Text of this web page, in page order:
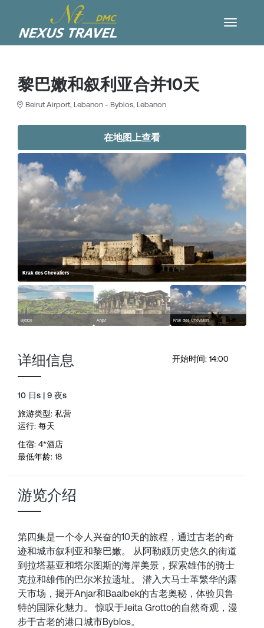
黎巴嫩和叙利亚合并10天
Beirut Airport, Lebanon - Byblos, Lebanon
在地图上查看
Krak des Chevaliers
Krak des Chevaliers
Anjar
Byblos
开始时间: 14:00
详细信息
10 日s | 9 夜s
旅游类型: 私营
运行: 每天
住宿: 4*酒店
最低年龄: 18
游览介绍
第四集是一个令人兴奋的10天的旅程，通过古老的奇
迹和城市叙利亚和黎巴嫩。 从阿勒颇历史悠久的街道
到拉塔基亚和塔尔图斯的海岸美景，探索雄伟的骑士
克拉和雄伟的巴尔米拉遗址。 潜入大马士革繁华的露
天市场，揭开Anjar和Baalbek的古老奥秘，体验贝鲁
特的国际化魅力。 惊叹于Jeita Grotto的自然奇观，漫
步于古老的港口城市Byblos。